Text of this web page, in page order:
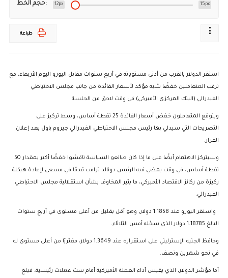
حجم الخط: 12px 15px
طباعة
استقر الدولار بالقرب من أدنى مستوياته في أربع سنوات مقابل اليورو اليوم الأربعاء، مع
ترقب المتعاملين خفضًا شبه مؤكد لأسعار الفائدة من جانب مجلس الاحتياطي
الفيدرالي (البنك المركزي الأميركي) في وقت لاحق من الجلسة.
ويتوقع المتعاملون خفض أسعار الفائدة 25 نقطة أساس، وسط تركيز على
التصريحات التي سيدلي بها رئيس مجلس الاحتياطي الفيدرالي جيروم باول بعد إعلان
القرار.
وسيتركز الاهتمام أيضًا على ما إذا كان صانعو السياسة ناقشوا خفضًا أكبر بمقدار 50
نقطة أساس، في وقت يمضي فيه الرئيس دونالد ترامب قدمًا في مسعى لإعادة هيكلة
ركيزة من ركائز الاقتصاد الأميركي، ما يثير المخاوف بشأن استقلالية مجلس الاحتياطي
الفيدرالي.
واستقر اليورو عند 1.1858 دولار، وهو أقل بقليل من أعلى مستوى في أربع سنوات
البالغ 1.18785 دولار الذي سجّله أمس الثلاثاء.
وحافظ الجنيه الإسترليني على استقراره عند 1.3649 دولار، مقتربًا من أعلى مستوى له
في نحو شهرين ونصف.
أما مؤشر الدولار، الذي يقيس أداء العملة الأميركية أمام ست عملات رئيسية، فبلغ